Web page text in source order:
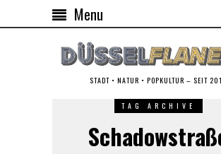
Menu
STADT • NATUR • POPKULTUR – SEIT
TAG ARCHIVE